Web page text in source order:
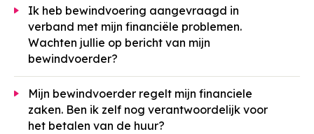
Ik heb bewindvoering aangevraagd in
verband met mijn financiële problemen.
Wachten jullie op bericht van mijn
bewindvoerder?
Mijn bewindvoerder regelt mijn financiele
zaken. Ben ik zelf nog verantwoordelijk voor
het betalen van de huur?